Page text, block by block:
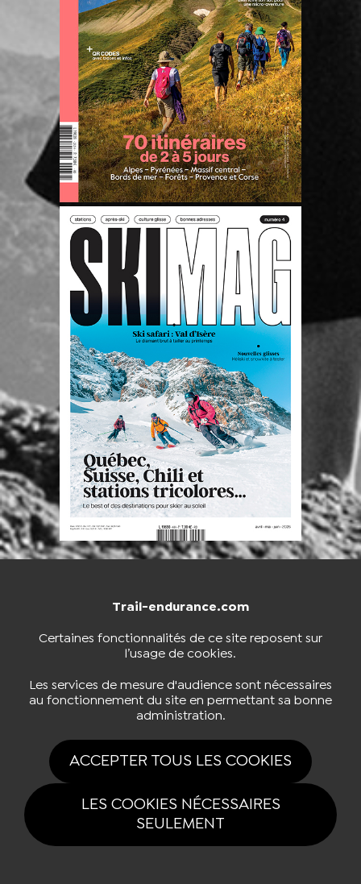
Trail-endurance.com
Certaines fonctionnalités de ce site reposent sur
l’usage de cookies.
Les services de mesure d'audience sont nécessaires
au fonctionnement du site en permettant sa bonne
administration.
ACCEPTER TOUS LES COOKIES
LES COOKIES NÉCESSAIRES
SEULEMENT
NOUS CONTACTER BOUTIQUE
NOUS SUIVRE
Tous drois réservés Trail-endurance.com 2026 |
Politique de confidentialité|Gestion des cookies